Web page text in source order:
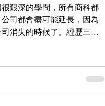
艱深的學問，所有商科都
司都會盡可能延長，因為
消失的時候了。經歷三代